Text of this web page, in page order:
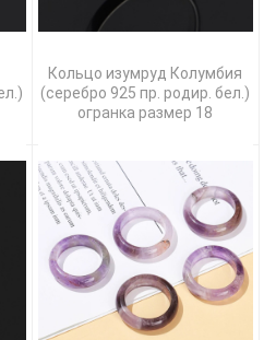
Кольцо изумруд Колумбия
(серебро 925 пр. родир. бел.)
огранка размер 18